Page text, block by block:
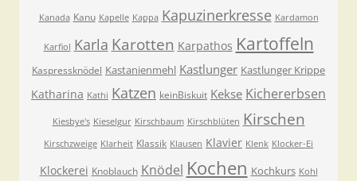
Kanada Kanu Kapelle Kappa Kapuzinerkresse Kardamon
Karfiol Karla Karotten Karpathos Kartoffeln
Kaspressknödel Kastanienmehl Kastlunger Kastlunger Krippe
Katharina Kathi Katzen keinBiskuit Kekse Kichererbsen
Kiesbye's Kieselgur Kirschbaum Kirschblüten Kirschen
Kirschzweige Klarheit Klassik Klausen Klavier Klenk Klocker-Ei
Klockerei Knoblauch Knödel Kochen Kochkurs Kohl